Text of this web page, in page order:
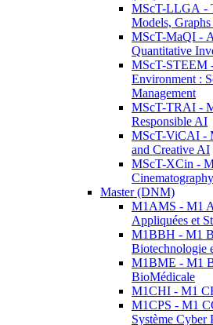
MScT-LLGA -
Models,
MScT-MaQI -
Quantitative
MScT-STEEM
Environment :
Management
MScT-TRAI -
Responsible AI
MScT-ViCAI -
and Creative AI
MScT-XCin -
Master (DNM)
M1AMS - M1
Appliquées et
M1BBH - M1
Biotechnologie
M1BME - M1
BioMédicale
M1CHI - M1
M1CPS - M1
Système Cyber